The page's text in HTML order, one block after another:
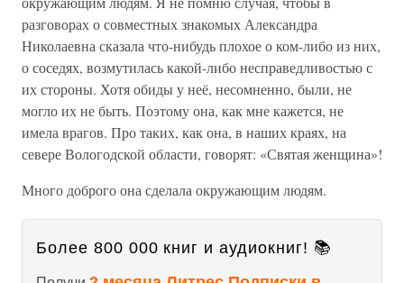
разговорах о совместных знакомых Александра
Николаевна сказала что-нибудь плохое о ком-либо из них,
о соседях, возмутилась какой-либо несправедливостью с
их стороны. Хотя обиды у неё, несомненно, были, не
могло их не быть. Поэтому она, как мне кажется, не
имела врагов. Про таких, как она, в наших краях, на
севере Вологодской области, говорят: «Святая женщина»!
Много доброго она сделала окружающим людям.
Более 800 000 книг и аудиокниг! 📚